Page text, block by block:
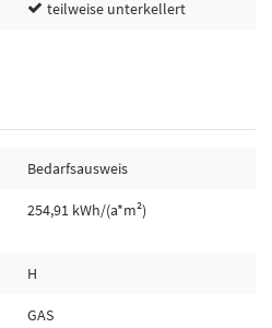
teilweise unterkellert
Bedarfsausweis
254,91 kWh/(a*m²)
H
GAS